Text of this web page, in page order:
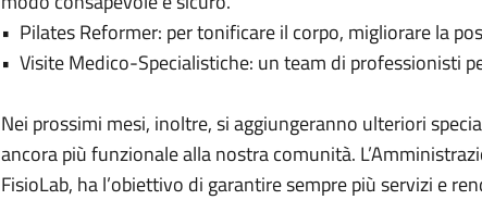
•⁠ Pilates Reformer: per tonificare il corpo, migliorare la
•⁠ ⁠Visite Medico-Specialistiche: un team di professionisti
Nei prossimi mesi, inoltre, si aggiungeranno ulteriori
ancora più funzionale alla nostra comunità.
FisioLab, ha l’obiettivo di garantire sempre più servizi e